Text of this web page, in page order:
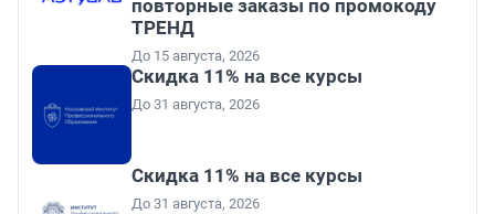
повторные заказы по промокоду
ТРЕНД
До 15 августа, 2026
Скидка 11% на все курсы
До 31 августа, 2026
Скидка 11% на все курсы
До 31 августа, 2026